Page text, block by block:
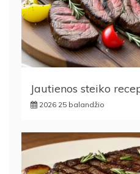
Jautienos steiko
2026 25 balandžio